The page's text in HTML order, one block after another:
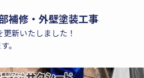
補修・外壁塗装工事
新いたしました！
。